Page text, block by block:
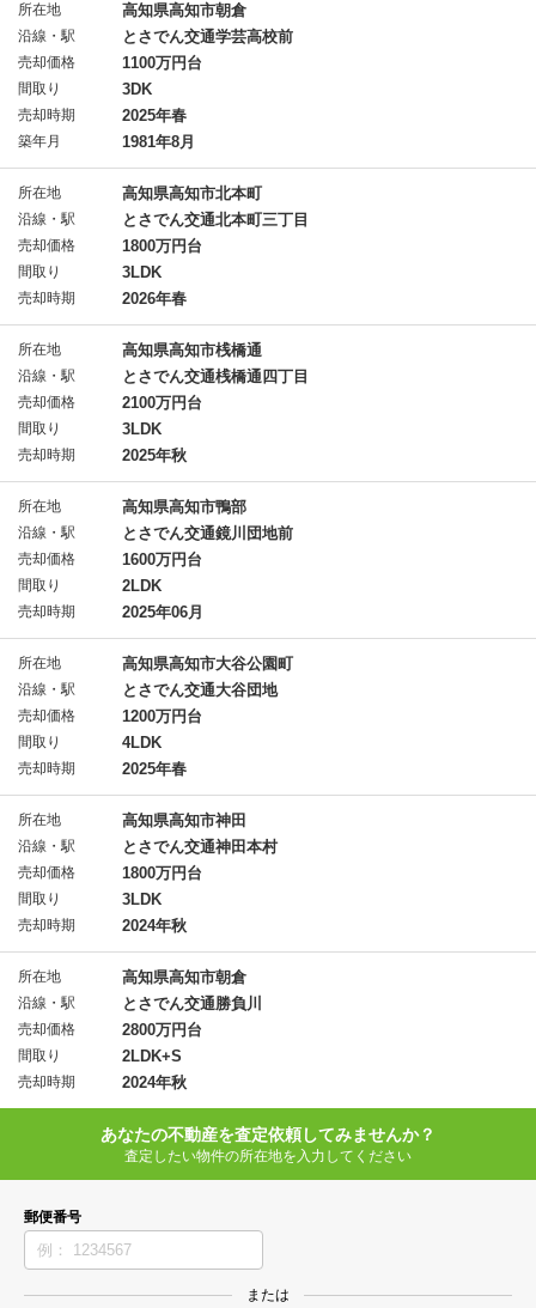
所在地 高知県高知市朝倉
沿線・駅 とさでん交通学芸高校前
売却価格 1100万円台
間取り 3DK
売却時期 2025年春
築年月 1981年8月
所在地 高知県高知市北本町
沿線・駅 とさでん交通北本町三丁目
売却価格 1800万円台
間取り 3LDK
売却時期 2026年春
所在地 高知県高知市桟橋通
沿線・駅 とさでん交通桟橋通四丁目
売却価格 2100万円台
間取り 3LDK
売却時期 2025年秋
所在地 高知県高知市鴨部
沿線・駅 とさでん交通鏡川団地前
売却価格 1600万円台
間取り 2LDK
売却時期 2025年06月
所在地 高知県高知市大谷公園町
沿線・駅 とさでん交通大谷団地
売却価格 1200万円台
間取り 4LDK
売却時期 2025年春
所在地 高知県高知市神田
沿線・駅 とさでん交通神田本村
売却価格 1800万円台
間取り 3LDK
売却時期 2024年秋
所在地 高知県高知市朝倉
沿線・駅 とさでん交通勝負川
売却価格 2800万円台
間取り 2LDK+S
売却時期 2024年秋
あなたの不動産を査定依頼してみませんか？
査定したい物件の所在地を入力してください
郵便番号
または